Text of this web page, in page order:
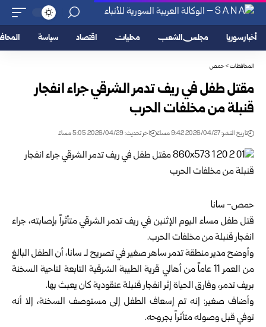
أخبار سوريا مجلس الشعب محليات اقتصاد سياسة
المحافظات>حمص
مقتل طفل في ريف تدمر الشرقي جراء انفجار
قنبلة من مخلفات الحرب
تاريخ النشر: 2026/04/27 9:42 مساءً اخر تحديث: 2026/04/29 5:05 مساءً
حمص- سانا
قتل طفل مساء اليوم الإثنين في ريف تدمر الشرقي متأثراً بإصابته، جراء
انفجار قنبلة من مخلفات الحرب.
وأوضح مدير منطقة تدمر ساهر صغير في تصريح لـ سانا، أن الطفل البالغ
من العمر 11 عاماً من أهالي قرية الطيبة الشرقية التابعة لناحية السخنة
بريف تدمر، وفارق الحياة إثر انفجار قنبلة عنقودية كان يعبث بها.
وأضاف صغير: إنه تم إسعاف الطفل إلى مستوصف السخنة، إلا أنه
توفي قبل وصوله متأثراً بجروحه.